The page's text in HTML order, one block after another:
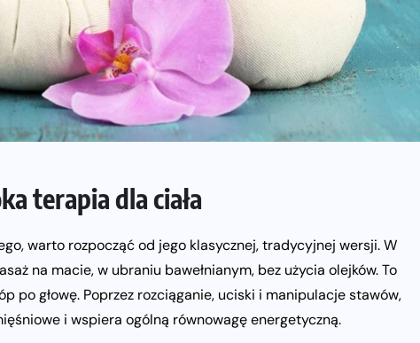
terapia dla ciała
warto rozpocząć od jego klasycznej, tradycyjnej wersji. W
na macie, w ubraniu bawełnianym, bez użycia olejków. To
po głowę. Poprzez rozciąganie, uciski i manipulacje stawów,
i wspiera ogólną równowagę energetyczną.